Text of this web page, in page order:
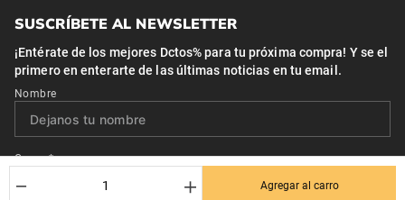
＋
－ Agregar al carro
SUSCRÍBETE AL NEWSLETTER
¡Entérate de los mejores Dctos% para tu próxima compra! Y se el
primero en enterarte de las últimas noticias en tu email.
Nombre
Correo*